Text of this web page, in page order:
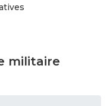
militaire